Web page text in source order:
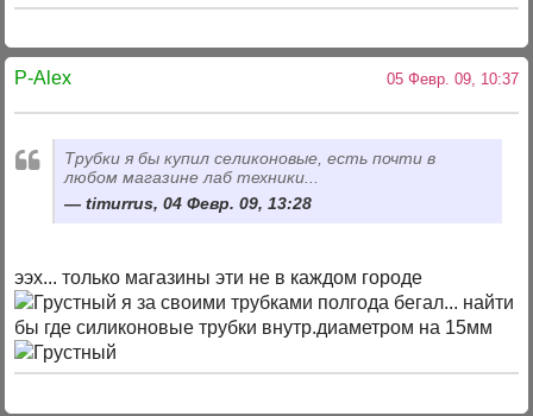
P-Alex 05 Февр. 09, 10:37
Трубки я бы купил селиконовые, есть почти в
любом магазине лаб техники...
timurrus, 04 Февр. 09, 13:28
ээх... только магазины эти не в каждом городе
я за своими трубками полгода бегал... найти
бы где силиконовые трубки внутр.диаметром на 15мм